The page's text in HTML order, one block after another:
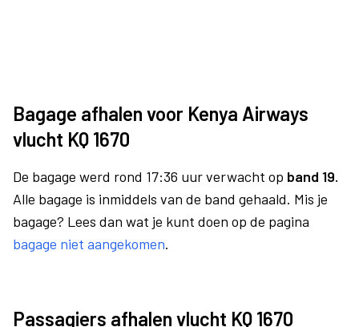
Bagage afhalen voor Kenya Airways
vlucht KQ 1670
De bagage werd rond 17:36 uur verwacht op band 19.
Alle bagage is inmiddels van de band gehaald. Mis je
bagage? Lees dan wat je kunt doen op de pagina
bagage niet aangekomen.
Passagiers afhalen vlucht KQ 1670